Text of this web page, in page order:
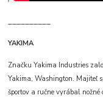
__________
YAKIMA
Značku Yakima Industries
Yakima, Washington. Majiteľ
športov a ručne vyrábal